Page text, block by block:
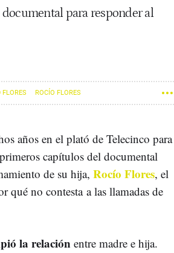
para responder al
ROCÍO FLORES
años en el plató de Telecinco para
capítulos del documental
de su hija, Rocío Flores, el
qué no contesta a las llamadas de
la relaciónentre madre e hija.